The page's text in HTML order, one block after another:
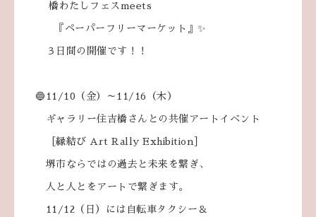
橋わたしフェスmeets
『ペーパーフリーマーケット』✨
３日間の開催です！！
🔵11/10（金）～11/16（木）
ギャラリー住吉橋さんとの共催アートイベント
［縁結び Art Rally Exhibition］
堺市ならではの過去と未来を繋ぎ、
人と人とをアートで繋ぎます。
11/12（日）には自転車タクシー＆